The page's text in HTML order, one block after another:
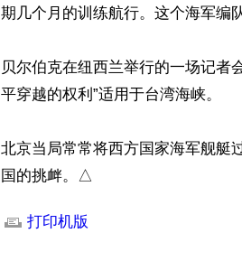
期几个月的训练航行。这个海军编
贝尔伯克在纽西兰举行的一场记者
平穿越的权利”适用于台湾海峡。
北京当局常常将西方国家海军舰艇
国的挑衅。△
打印机版